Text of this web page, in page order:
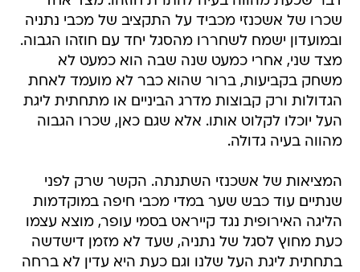
שכרו של אשכנזי מכביד על התקציב של מכבי נתניה
ובמועדון ישמח לשחררו מהסגל יחד עם חוזהו הגבוה.
מצד שני, אחרי כמעט שנה שבה הוא כמעט לא
משחק בקביעות, ברור שהוא כבר לא מועמד לאחת
הגדולות ורק קבוצות מדרג הביניים או מתחתית ליגת
העל יוכלו לקלוט אותו. אלא שגם כאן, שכרו הגבוה
מהווה בעיה גדולה.
המציאות של אשכנזי השתנתה. הקשר שרק לפני
שנתיים עוד כבש שער במדי מכבי חיפה במוקדמות
הליגה האירופית נגד קייראט בסמי עופר, מוצא עצמו
כעת מחוץ לסגל של נתניה, שעד לא מזמן דישדשה
בתחתית ליגת העל שלנו וגם כעת היא עדין לא ברחה